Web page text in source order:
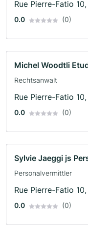
Rue Pierre-Fatio
0.0 (0)
Michel Woodtli
Rechtsanwalt
Rue Pierre-Fatio
0.0 (0)
Sylvie Jaeggi js
Personalvermittler
Rue Pierre-Fatio
0.0 (0)